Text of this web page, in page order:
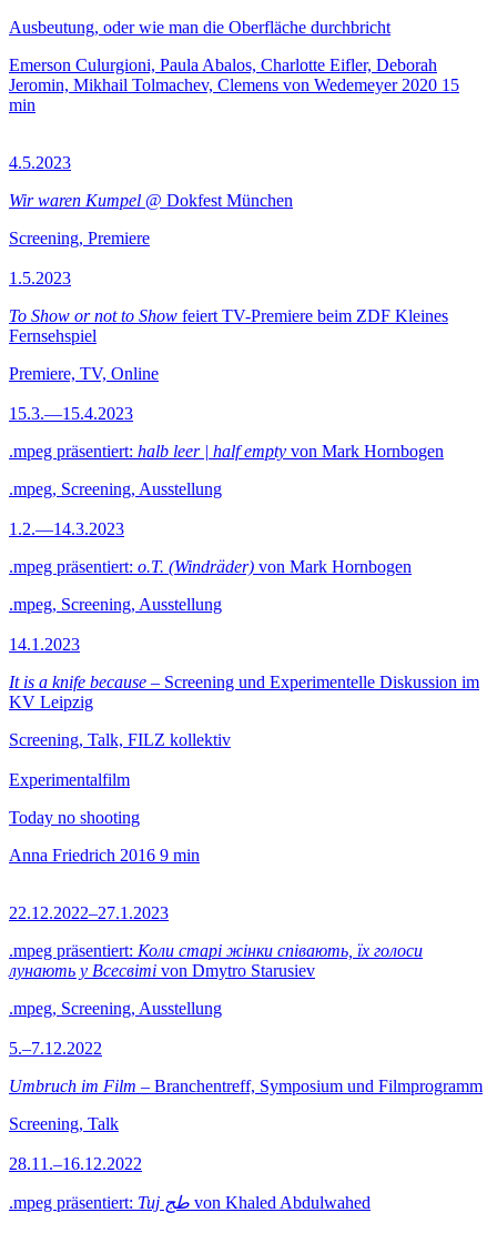
Ausbeutung, oder wie man die Oberfläche durchbricht
Emerson Culurgioni, Paula Abalos, Charlotte Eifler, Deborah
Jeromin, Mikhail Tolmachev, Clemens von Wedemeyer 2020 15
min
4.5.2023
Wir waren Kumpel @ Dokfest München
Screening, Premiere
1.5.2023
To Show or not to Show feiert TV-Premiere beim ZDF Kleines
Fernsehspiel
Premiere, TV, Online
15.3.—15.4.2023
.mpeg präsentiert: halb leer | half empty von Mark Hornbogen
.mpeg, Screening, Ausstellung
1.2.—14.3.2023
.mpeg präsentiert: o.T. (Windräder) von Mark Hornbogen
.mpeg, Screening, Ausstellung
14.1.2023
It is a knife because – Screening und Experimentelle Diskussion im
KV Leipzig
Screening, Talk, FILZ kollektiv
Experimentalfilm
Today no shooting
Anna Friedrich 2016 9 min
22.12.2022–27.1.2023
.mpeg präsentiert: Коли старі жінки співають, їх голоси
лунають у Всесвіті von Dmytro Starusiev
.mpeg, Screening, Ausstellung
5.–7.12.2022
Umbruch im Film – Branchentreff, Symposium und Filmprogramm
Screening, Talk
28.11.–16.12.2022
.mpeg präsentiert: Tuj طج von Khaled Abdulwahed